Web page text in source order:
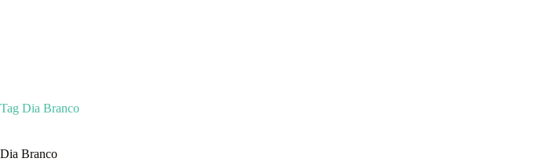
Tag Dia Branco
Dia Branco